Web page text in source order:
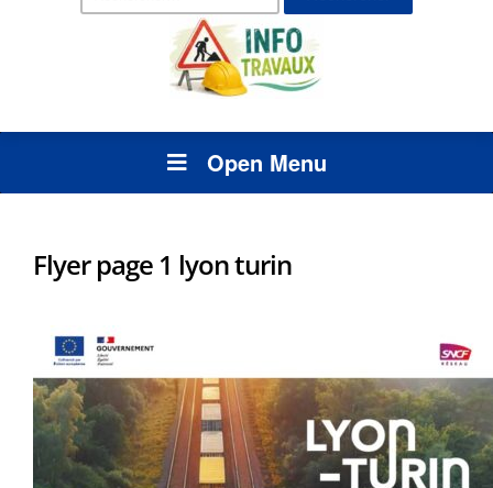
Open Menu
Flyer page 1 lyon turin